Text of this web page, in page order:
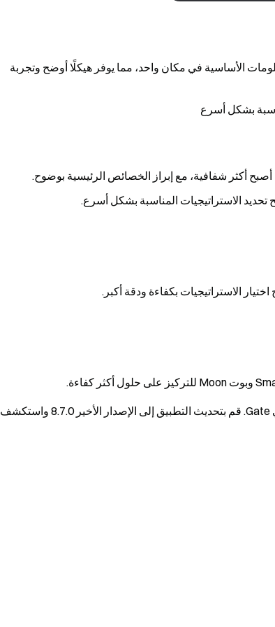
الأساسية في مكان واحد، مما يوفر هيكلًا أوضح وتجربة
بشكل أسرع
أكثر شفافية، مع إبراز الخصائص الرئيسية بوضوح.
تحديد الاستراتيجيات المناسبة بشكل أسرع.
الاستراتيجيات بكفاءة ودقة أكبر.
سنواصل تطوير منظومة بوتات التداول وتجربة المستخدم في Gate. قم بتحديث التطبيق إلى الإصدار الأخير 8.7.0 واستكشف